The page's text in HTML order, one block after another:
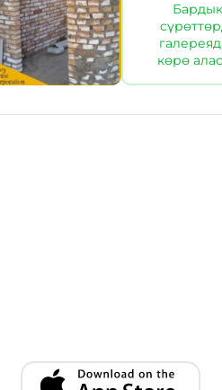
Бардык
көрө